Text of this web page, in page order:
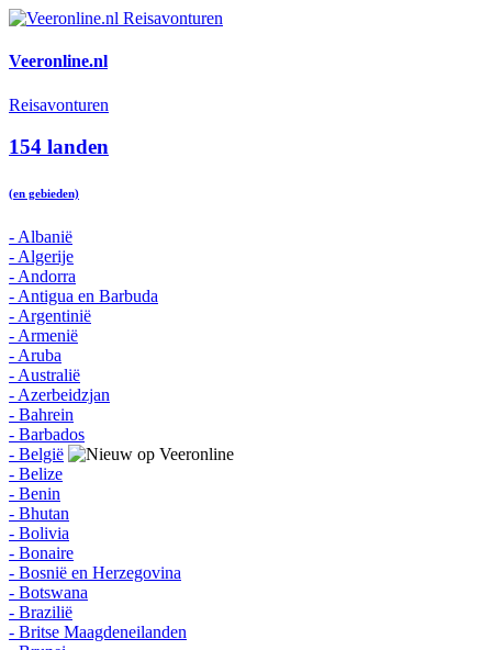
Veeronline.nl
Reisavonturen
154 landen
(en gebieden)
- Albanië
- Algerije
- Andorra
- Antigua en Barbuda
- Argentinië
- Armenië
- Aruba
- Australië
- Azerbeidzjan
- Bahrein
- Barbados
- België
- Belize
- Benin
- Bhutan
- Bolivia
- Bonaire
- Bosnië en Herzegovina
- Botswana
- Brazilië
- Britse Maagdeneilanden